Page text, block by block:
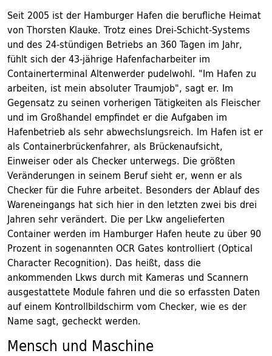
Seit 2005 ist der Hamburger Hafen die berufliche Heimat
von Thorsten Klauke. Trotz eines Drei-Schicht-Systems
und des 24-stündigen Betriebs an 360 Tagen im Jahr,
fühlt sich der 43-jährige Hafenfacharbeiter im
Containerterminal Altenwerder pudelwohl. "Im Hafen zu
arbeiten, ist mein absoluter Traumjob", sagt er. Im
Gegensatz zu seinen vorherigen Tätigkeiten als Fleischer
und im Großhandel empfindet er die Aufgaben im
Hafenbetrieb als sehr abwechslungsreich. Im Hafen ist er
als Containerbrückenfahrer, als Brückenaufsicht,
Einweiser oder als Checker unterwegs. Die größten
Veränderungen in seinem Beruf sieht er, wenn er als
Checker für die Fuhre arbeitet. Besonders der Ablauf des
Wareneingangs hat sich hier in den letzten zwei bis drei
Jahren sehr verändert. Die per Lkw angelieferten
Container werden im Hamburger Hafen heute zu über 90
Prozent in sogenannten OCR Gates kontrolliert (Optical
Character Recognition). Das heißt, dass die
ankommenden Lkws durch mit Kameras und Scannern
ausgestattete Module fahren und die so erfassten Daten
auf einem Kontrollbildschirm vom Checker, wie es der
Name sagt, gecheckt werden.
Mensch und Maschine